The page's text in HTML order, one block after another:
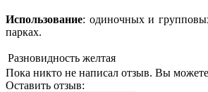
Использование: одиночных и
парках.
Разновидность желтая
Пока никто не написал отзыв. Вы
Оставить отзыв: